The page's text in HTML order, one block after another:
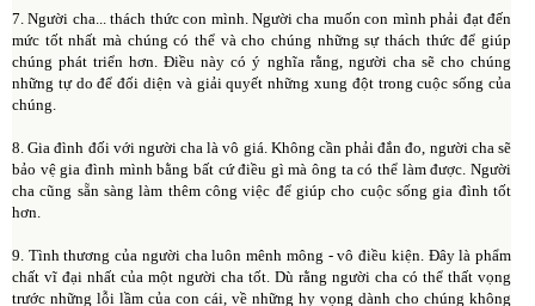
7. Người cha... thách thức con mình. Người cha muốn con mình phải đạt đến
mức tốt nhất mà chúng có thể và cho chúng những sự thách thức để giúp
chúng phát triển hơn. Điều này có ý nghĩa rằng, người cha sẽ cho chúng
những tự do để đối diện và giải quyết những xung đột trong cuộc sống của
chúng.
8. Gia đình đối với người cha là vô giá. Không cần phải đắn đo, người cha sẽ
bảo vệ gia đình mình bằng bất cứ điều gì mà ông ta có thể làm được. Người
cha cũng sẵn sàng làm thêm công việc để giúp cho cuộc sống gia đình tốt
hơn.
9. Tình thương của người cha luôn mênh mông - vô điều kiện. Đây là phẩm
chất vĩ đại nhất của một người cha tốt. Dù rằng người cha có thể thất vọng
trước những lỗi lầm của con cái, về những hy vọng dành cho chúng không